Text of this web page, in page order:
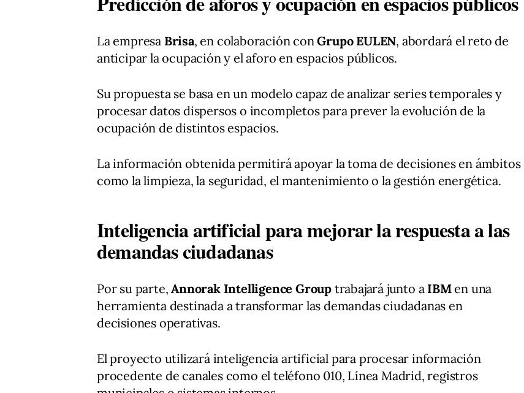
La empresa Brisa, en colaboración conGrupo EULEN, abordará el reto de
anticipar la ocupación y el aforo en espacios públicos.
Su propuesta se basa en un modelo capaz de analizar series temporales y
procesar datos dispersos o incompletos para prever la evolución de la
ocupación de distintos espacios.
La información obtenida permitirá apoyar la toma de decisiones en ámbitos
como la limpieza, la seguridad, el mantenimiento o la gestión energética.
Inteligencia artificial para mejorar la respuesta a las
demandas ciudadanas
Por su parte,Annorak Intelligence Group trabajará junto a IBMen una
herramienta destinada a transformar las demandas ciudadanas en
decisiones operativas.
El proyecto utilizará inteligencia artificial para procesar información
procedente de canales como el teléfono 010, Línea Madrid, registros